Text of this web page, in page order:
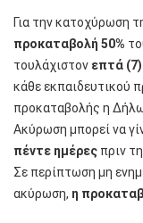
Για την κατοχύρωση
προκαταβολή 50%
τουλάχιστον επτά
κάθε εκπαιδευτικού
προκαταβολής η
Ακύρωση μπορεί να
πέντε ημέρες πριν
Σε περίπτωση μη
ακύρωση, η